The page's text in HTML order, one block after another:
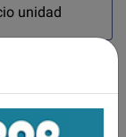
unidad
este